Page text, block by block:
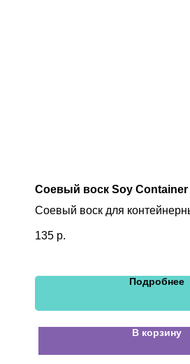
Соевый воск Soy Container
Соевый воск для
135 р.
Подробнее
В корзину